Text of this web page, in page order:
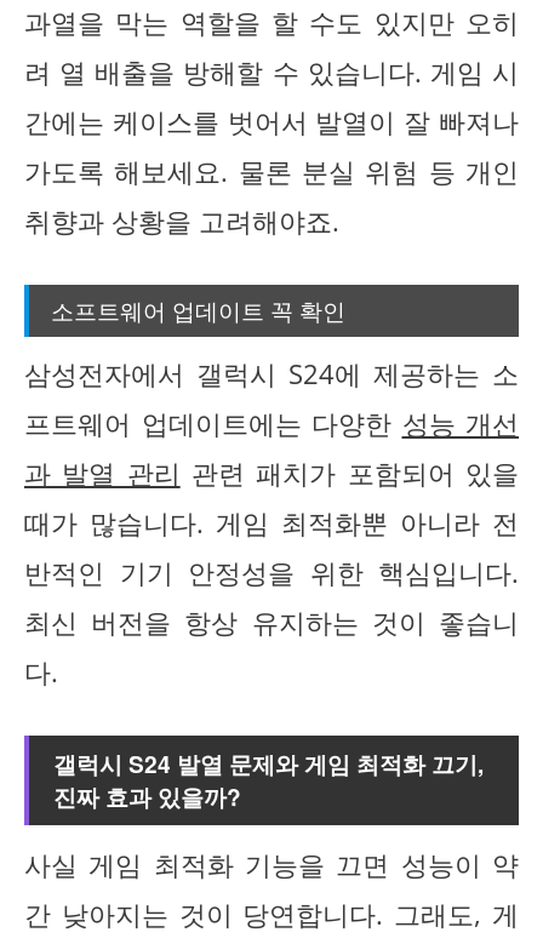
과열을 막는 역할을 할 수도 있지만 오히
려 열 배출을 방해할 수 있습니다. 게임 시
간에는 케이스를 벗어서 발열이 잘 빠져나
가도록 해보세요. 물론 분실 위험 등 개인
취향과 상황을 고려해야죠.
소프트웨어 업데이트 꼭 확인
삼성전자에서 갤럭시 S24에 제공하는 소
프트웨어 업데이트에는 다양한 성능 개선
과 발열 관리 관련 패치가 포함되어 있을
때가 많습니다. 게임 최적화뿐 아니라 전
반적인 기기 안정성을 위한 핵심입니다.
최신 버전을 항상 유지하는 것이 좋습니
다.
갤럭시 S24 발열 문제와 게임 최적화 끄기,
진짜 효과 있을까?
사실 게임 최적화 기능을 끄면 성능이 약
간 낮아지는 것이 당연합니다. 그래도, 게